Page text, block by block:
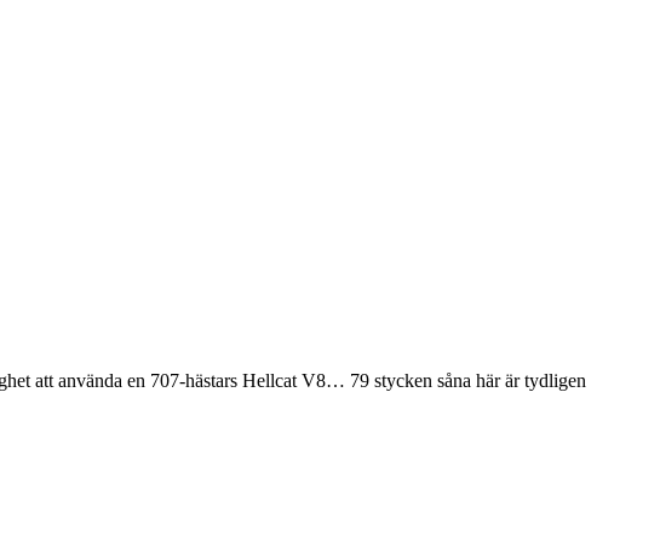
att använda en 707-hästars Hellcat V8… 79 stycken såna här är tydligen